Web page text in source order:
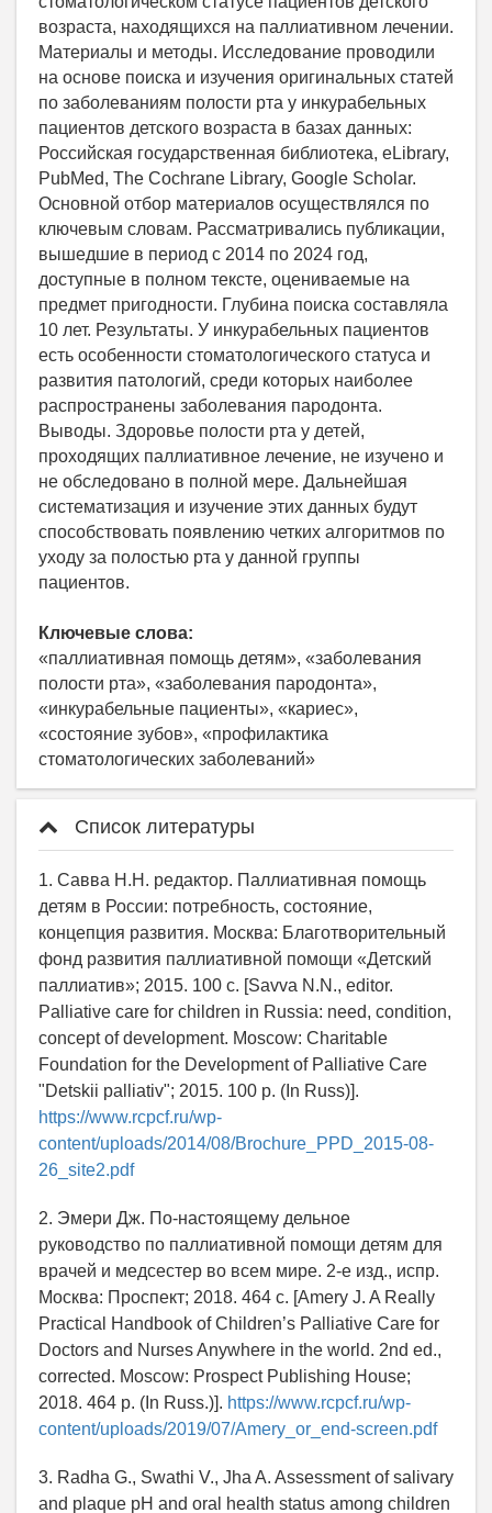
возраста, находящихся на паллиативном лечении.
Материалы и методы. Исследование проводили
на основе поиска и изучения оригинальных статей
по заболеваниям полости рта у инкурабельных
пациентов детского возраста в базах данных:
Российская государственная библиотека, eLibrary,
PubMed, The Cochrane Library, Google Scholar.
Основной отбор материалов осуществлялся по
ключевым словам. Рассматривались публикации,
вышедшие в период с 2014 по 2024 год,
доступные в полном тексте, оцениваемые на
предмет пригодности. Глубина поиска составляла
10 лет. Результаты. У инкурабельных пациентов
есть особенности стоматологического статуса и
развития патологий, среди которых наиболее
распространены заболевания пародонта.
Выводы. Здоровье полости рта у детей,
проходящих паллиативное лечение, не изучено и
не обследовано в полной мере. Дальнейшая
систематизация и изучение этих данных будут
способствовать появлению четких алгоритмов по
уходу за полостью рта у данной группы
пациентов.
Ключевые слова:
«паллиативная помощь детям», «заболевания
полости рта», «заболевания пародонта»,
«инкурабельные пациенты», «кариес»,
«состояние зубов», «профилактика
стоматологических заболеваний»
Список литературы
1. Савва Н.Н. редактор. Паллиативная помощь
детям в России: потребность, состояние,
концепция развития. Москва: Благотворительный
фонд развития паллиативной помощи «Детский
паллиатив»; 2015. 100 с. [Savva N.N., editor.
Palliative care for children in Russia: need, condition,
concept of development. Moscow: Charitable
Foundation for the Development of Palliative Care
"Detskii palliativ"; 2015. 100 p. (In Russ)].
https://www.rcpcf.ru/wp-
content/uploads/2014/08/Brochure_PPD_2015-08-
26_site2.pdf
2. Эмери Дж. По-настоящему дельное
руководство по паллиативной помощи детям для
врачей и медсестер во всем мире. 2-е изд., испр.
Москва: Проспект; 2018. 464 с. [Amery J. A Really
Practical Handbook of Children’s Palliative Care for
Doctors and Nurses Anywhere in the world. 2nd ed.,
corrected. Moscow: Prospect Publishing House;
2018. 464 p. (In Russ.)]. https://www.rcpcf.ru/wp-
content/uploads/2019/07/Amery_or_end-screen.pdf
3. Radha G., Swathi V., Jha A. Assessment of salivary
and plaque pH and oral health status among children